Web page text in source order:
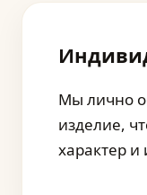
Мы лично
изделие,
характер